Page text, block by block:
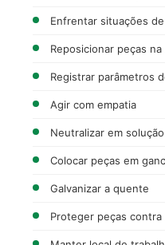
Enfrentar situações
Reposicionar peças
Registrar parâmetros
Agir com empatia
Neutralizar em
Colocar peças em
Galvanizar a quente
Proteger peças contra